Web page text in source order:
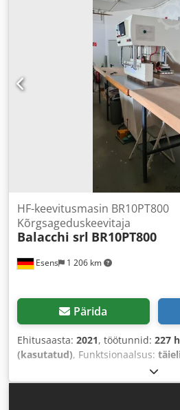
Esens 1 206 km
HF-keevitusmasin BR10PT800
Kõrgsageduskeevitaja
Balacchi srl BR10PT800
Pärida
Ehitusaasta: 2021, töötunnid: 227 h
(kasutatud), Funktsionaalsus: